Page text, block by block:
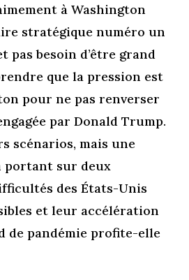
à Washington
stratégique numéro un
pas besoin d’être grand
que la pression est
pour ne pas renverser
par Donald Trump.
scénarios, mais une
portant sur deux
des États-Unis
et leur accélération
de pandémie profite-elle